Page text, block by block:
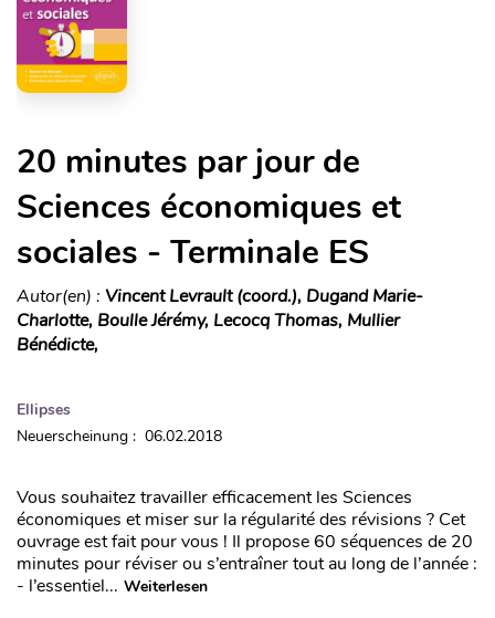
20 minutes par jour de
Sciences économiques et
sociales - Terminale ES
Autor(en) : Vincent Levrault (coord.), Dugand Marie-
Charlotte, Boulle Jérémy, Lecocq Thomas, Mullier
Bénédicte,
Ellipses
Neuerscheinung : 06.02.2018
Vous souhaitez travailler efficacement les Sciences
économiques et miser sur la régularité des révisions ? Cet
ouvrage est fait pour vous ! Il propose 60 séquences de 20
minutes pour réviser ou s’entraîner tout au long de l’année :
- l’essentiel... Weiterlesen